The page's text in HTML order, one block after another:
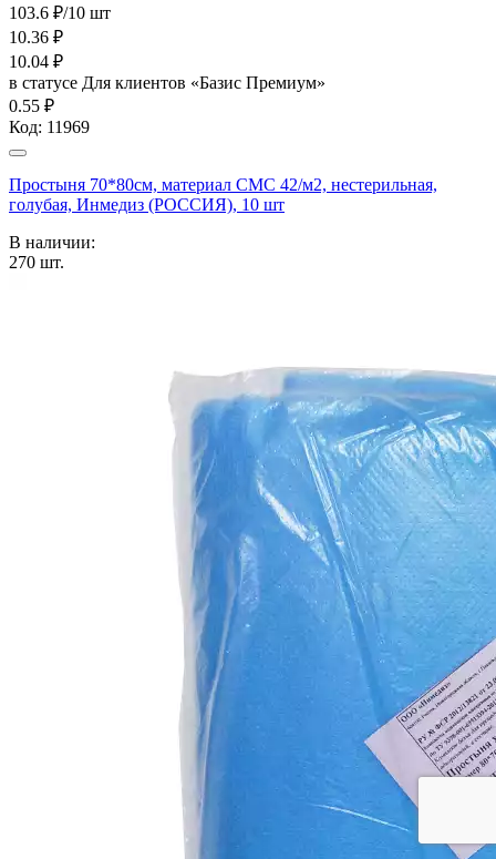
103.6 ₽/10 шт
10.36 ₽
10.04 ₽
в статусе Для клиентов «Базис Премиум»
0.55 ₽
Код: 11969
Простыня 70*80см, материал СМС 42/м2, нестерильная,
голубая, Инмедиз (РОССИЯ), 10 шт
В наличии:
270 шт.